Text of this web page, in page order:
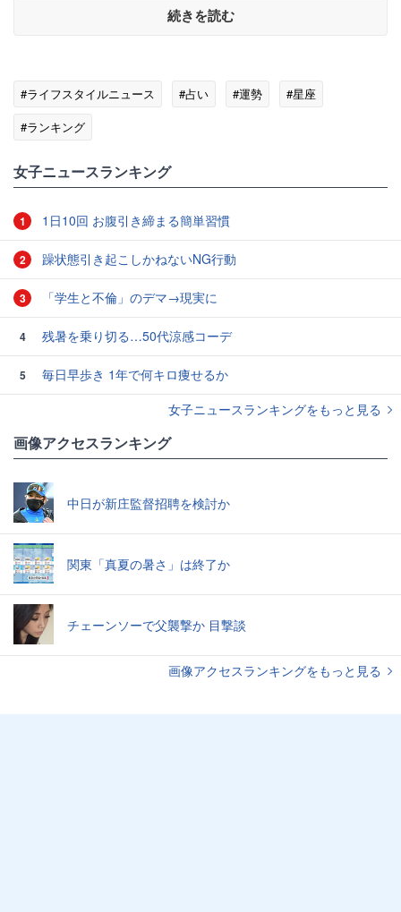
続きを読む
#ライフスタイルニュース #占い #運勢
#星座
#ランキング
女子ニュースランキング
1 1日10回 お腹引き締まる簡単習慣
2 躁状態引き起こしかねないNG行動
3 「学生と不倫」のデマ→現実に
4 残暑を乗り切る…50代涼感コーデ
5
毎日早歩き 1年で何キロ痩せるか
女子ニュースランキングをもっと見る
画像アクセスランキング
中日が新庄監督招聘を検討か
関東「真夏の暑さ」は終了か
チェーンソーで父襲撃か 目撃談
画像アクセスランキングをもっと見る